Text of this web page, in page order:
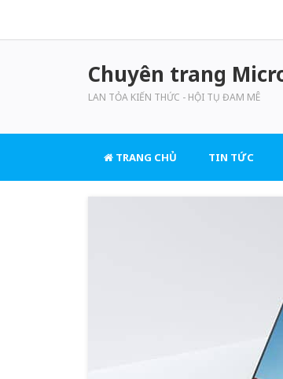
Chuyên trang
LAN TỎA KIẾN THỨC - HỘI TỤ ĐAM MÊ
TRANG CHỦ TIN TỨC